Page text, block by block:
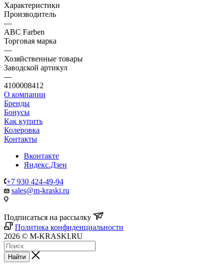
Характеристики
Производитель
—
ABC Farben
Торговая марка
—
Хозяйственные товары
Заводской артикул
—
4100008412
О компании
Бренды
Бонусы
Как купить
Колеровка
Контакты
Вконтакте
Яндекс.Дзен
+7 930 424-49-94
sales@m-kraski.ru
Подписаться на рассылку
Политика конфиденциальности
2026 © M-KRASKI.RU
Найти